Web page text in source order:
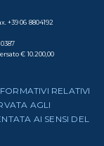
+39 06 8804192
€ 10.200,00
RELATIVI
AGLI
AI SENSI DEL